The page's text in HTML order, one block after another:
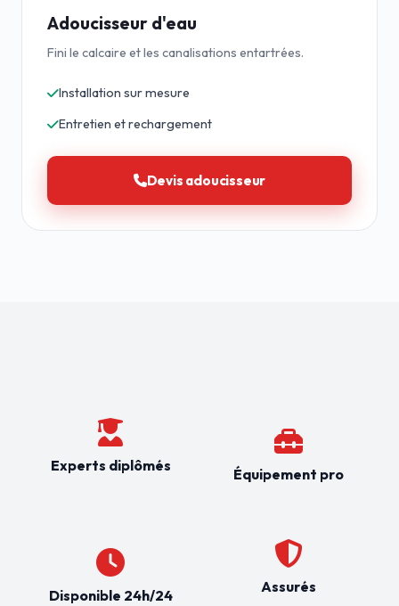
Adoucisseur d'eau
Fini le calcaire et les canalisations entartrées.
Installation sur mesure
Entretien et rechargement
Devis adoucisseur
Experts diplômés
Disponible 24h/24
Équipement pro
Assurés